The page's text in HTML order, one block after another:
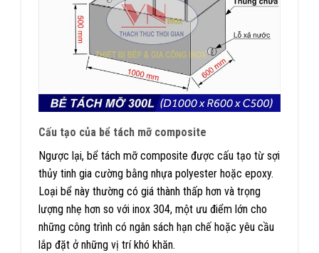
Cấu tạo của bể tách mỡ composite
Ngược lại, bể tách mỡ composite được cấu tạo từ sợi
thủy tinh gia cường bằng nhựa polyester hoặc epoxy.
Loại bể này thường có giá thành thấp hơn và trọng
lượng nhẹ hơn so với inox 304, một ưu điểm lớn cho
những công trình có ngân sách hạn chế hoặc yêu cầu
lắp đặt ở những vị trí khó khăn.